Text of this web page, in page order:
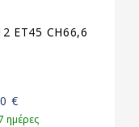
ET45 CH66,6
€
ημέρες